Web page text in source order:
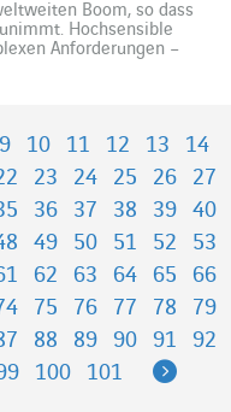
Boom, so dass
Hochsensible
Anforderungen –
9 10 11 12 13
14
23 24 25 26
27
36 37 38 39
40
49 50 51 52
53
62 63 64 65
66
75 76 77 78
79
88 89 90 91
92
100 101 Next